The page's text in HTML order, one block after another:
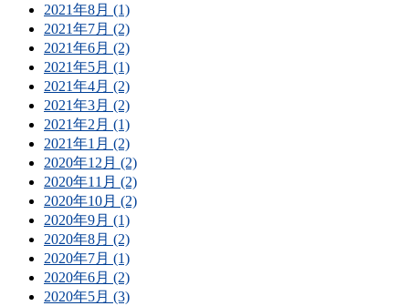
2021年8月 (1)
2021年7月 (2)
2021年6月 (2)
2021年5月 (1)
2021年4月 (2)
2021年3月 (2)
2021年2月 (1)
2021年1月 (2)
2020年12月 (2)
2020年11月 (2)
2020年10月 (2)
2020年9月 (1)
2020年8月 (2)
2020年7月 (1)
2020年6月 (2)
2020年5月 (3)